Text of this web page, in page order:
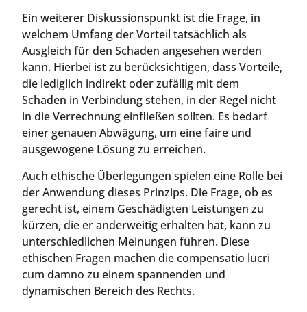
Ein weiterer Diskussionspunkt ist die Frage, in
welchem Umfang der Vorteil tatsächlich als
Ausgleich für den Schaden angesehen werden
kann. Hierbei ist zu berücksichtigen, dass Vorteile,
die lediglich indirekt oder zufällig mit dem
Schaden in Verbindung stehen, in der Regel nicht
in die Verrechnung einfließen sollten. Es bedarf
einer genauen Abwägung, um eine faire und
ausgewogene Lösung zu erreichen.
Auch ethische Überlegungen spielen eine Rolle bei
der Anwendung dieses Prinzips. Die Frage, ob es
gerecht ist, einem Geschädigten Leistungen zu
kürzen, die er anderweitig erhalten hat, kann zu
unterschiedlichen Meinungen führen. Diese
ethischen Fragen machen die compensatio lucri
cum damno zu einem spannenden und
dynamischen Bereich des Rechts.